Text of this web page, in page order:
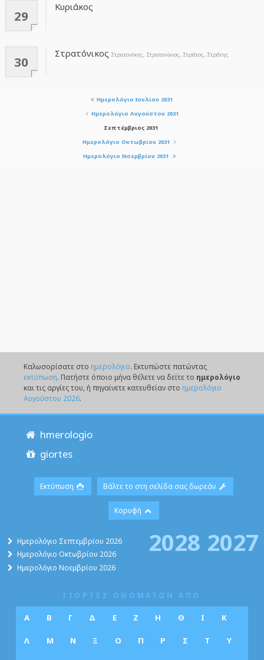
29
Κυριάκος
30
Στρατόνικος Στρατονίκης, Στρατονίκιος, Στράτος, Στράτης
Ημερολόγιο Ιουλίου 2031
Ημερολόγιο Αυγούστου 2031
Σεπτέμβριος 2031
Ημερολόγιο Οκτωβρίου 2031
Ημερολόγιο Νοεμβρίου 2031
Καλωσορίσατε στο ημερολόγιο. Eκτυπώστε πατώντας
εκτύπωση. Πατήστε όποιο μήνα θέλετε να δείτε το ημερολόγιο
και τις αργίες του, ή πηγαίνετε κατευθείαν στο ημερολόγιο
Αυγούστου 2026.
hmerologio
giortes
Εκτύπωση Βάλτε το στη σελίδα σας δωρεάν
Κορυφή
Ημερολόγιο Σεπτεμβρίου 2026
Ημερολόγιο Οκτωβρίου 2026
Ημερολόγιο Νοεμβρίου 2026
2027
2028
ΓΙΟΡΤΕΣ ΟΝΟΜΑΤΩΝ ΑΠΟ
Α Β Γ Δ Ε Ζ Η Θ Ι Κ
Λ Μ Ν Ξ Ο Π Ρ Σ Τ Υ